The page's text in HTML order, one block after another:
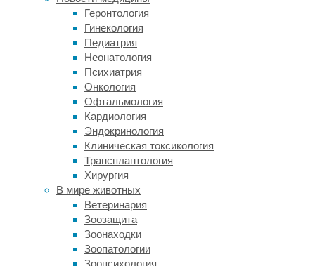
Геронтология
Гинекология
Педиатрия
Неонатология
Психиатрия
Онкология
Офтальмология
Кардиология
Эндокринология
Клиническая токсикология
Трансплантология
Хирургия
В мире животных
Ветеринария
Зоозащита
Зоонаходки
Зоопатологии
Зоопсихология
эту
часть
эксперимента
исследователи).
Затем
люди
надевали
очки
виртуальной
реальности,
та
же
ситуация
воспроизводилась
максимально
приближенном